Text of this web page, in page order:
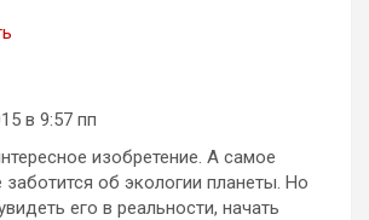
в 9:57 пп
изобретение. А самое
заботится об экологии планеты. Но
его в реальности, начать